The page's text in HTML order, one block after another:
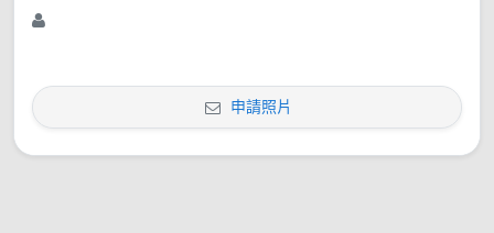
申請照片